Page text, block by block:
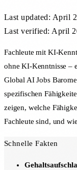
Last updated: April
Last verified: April
Fachleute mit KI-
ohne KI-Kenntnisse –
Global AI Jobs
spezifischen
zeigen, welche
Fachleute sind, und
Schnelle Fakten